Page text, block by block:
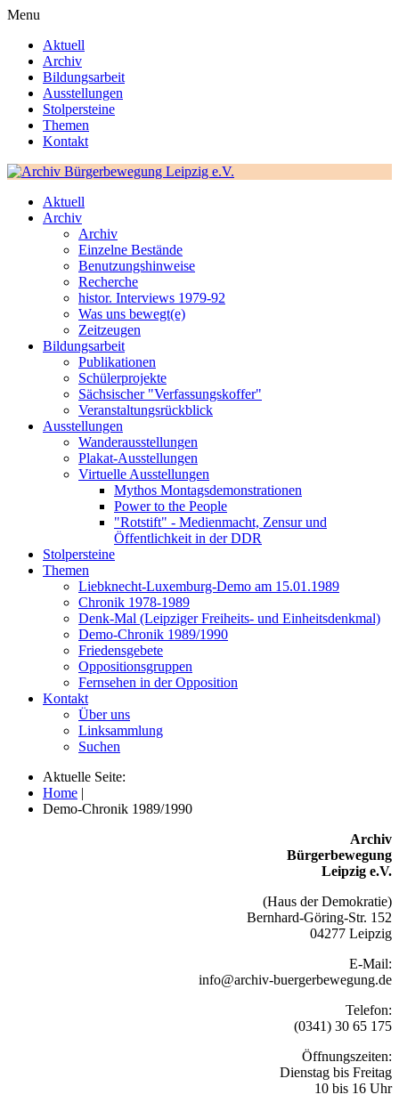
Menu
Aktuell
Archiv
Bildungsarbeit
Ausstellungen
Stolpersteine
Themen
Kontakt
Aktuell
Archiv
Archiv
Einzelne Bestände
Benutzungshinweise
Recherche
histor. Interviews 1979-92
Was uns bewegt(e)
Zeitzeugen
Bildungsarbeit
Publikationen
Schülerprojekte
Sächsischer "Verfassungskoffer"
Veranstaltungsrückblick
Ausstellungen
Wanderausstellungen
Plakat-Ausstellungen
Virtuelle Ausstellungen
Mythos Montagsdemonstrationen
Power to the People
"Rotstift" - Medienmacht, Zensur und
Öffentlichkeit in der DDR
Stolpersteine
Themen
Liebknecht-Luxemburg-Demo am 15.01.1989
Chronik 1978-1989
Denk-Mal (Leipziger Freiheits- und Einheitsdenkmal)
Demo-Chronik 1989/1990
Friedensgebete
Oppositionsgruppen
Fernsehen in der Opposition
Kontakt
Über uns
Linksammlung
Suchen
Aktuelle Seite:
Home |
Demo-Chronik 1989/1990
Archiv
Bürgerbewegung
Leipzig e.V.
(Haus der Demokratie)
Bernhard-Göring-Str. 152
04277 Leipzig
E-Mail:
info@archiv-buergerbewegung.de
Telefon:
(0341) 30 65 175
Öffnungszeiten:
Dienstag bis Freitag
10 bis 16 Uhr